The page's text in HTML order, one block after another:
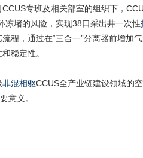
CCUS专班及相关部室的组织下，
冻堵的风险，实现38口采出井一次性
程，通过在“三合一”分离器前增加
稳定性。
非混相驱CCUS全产业链建设领域的
意义。